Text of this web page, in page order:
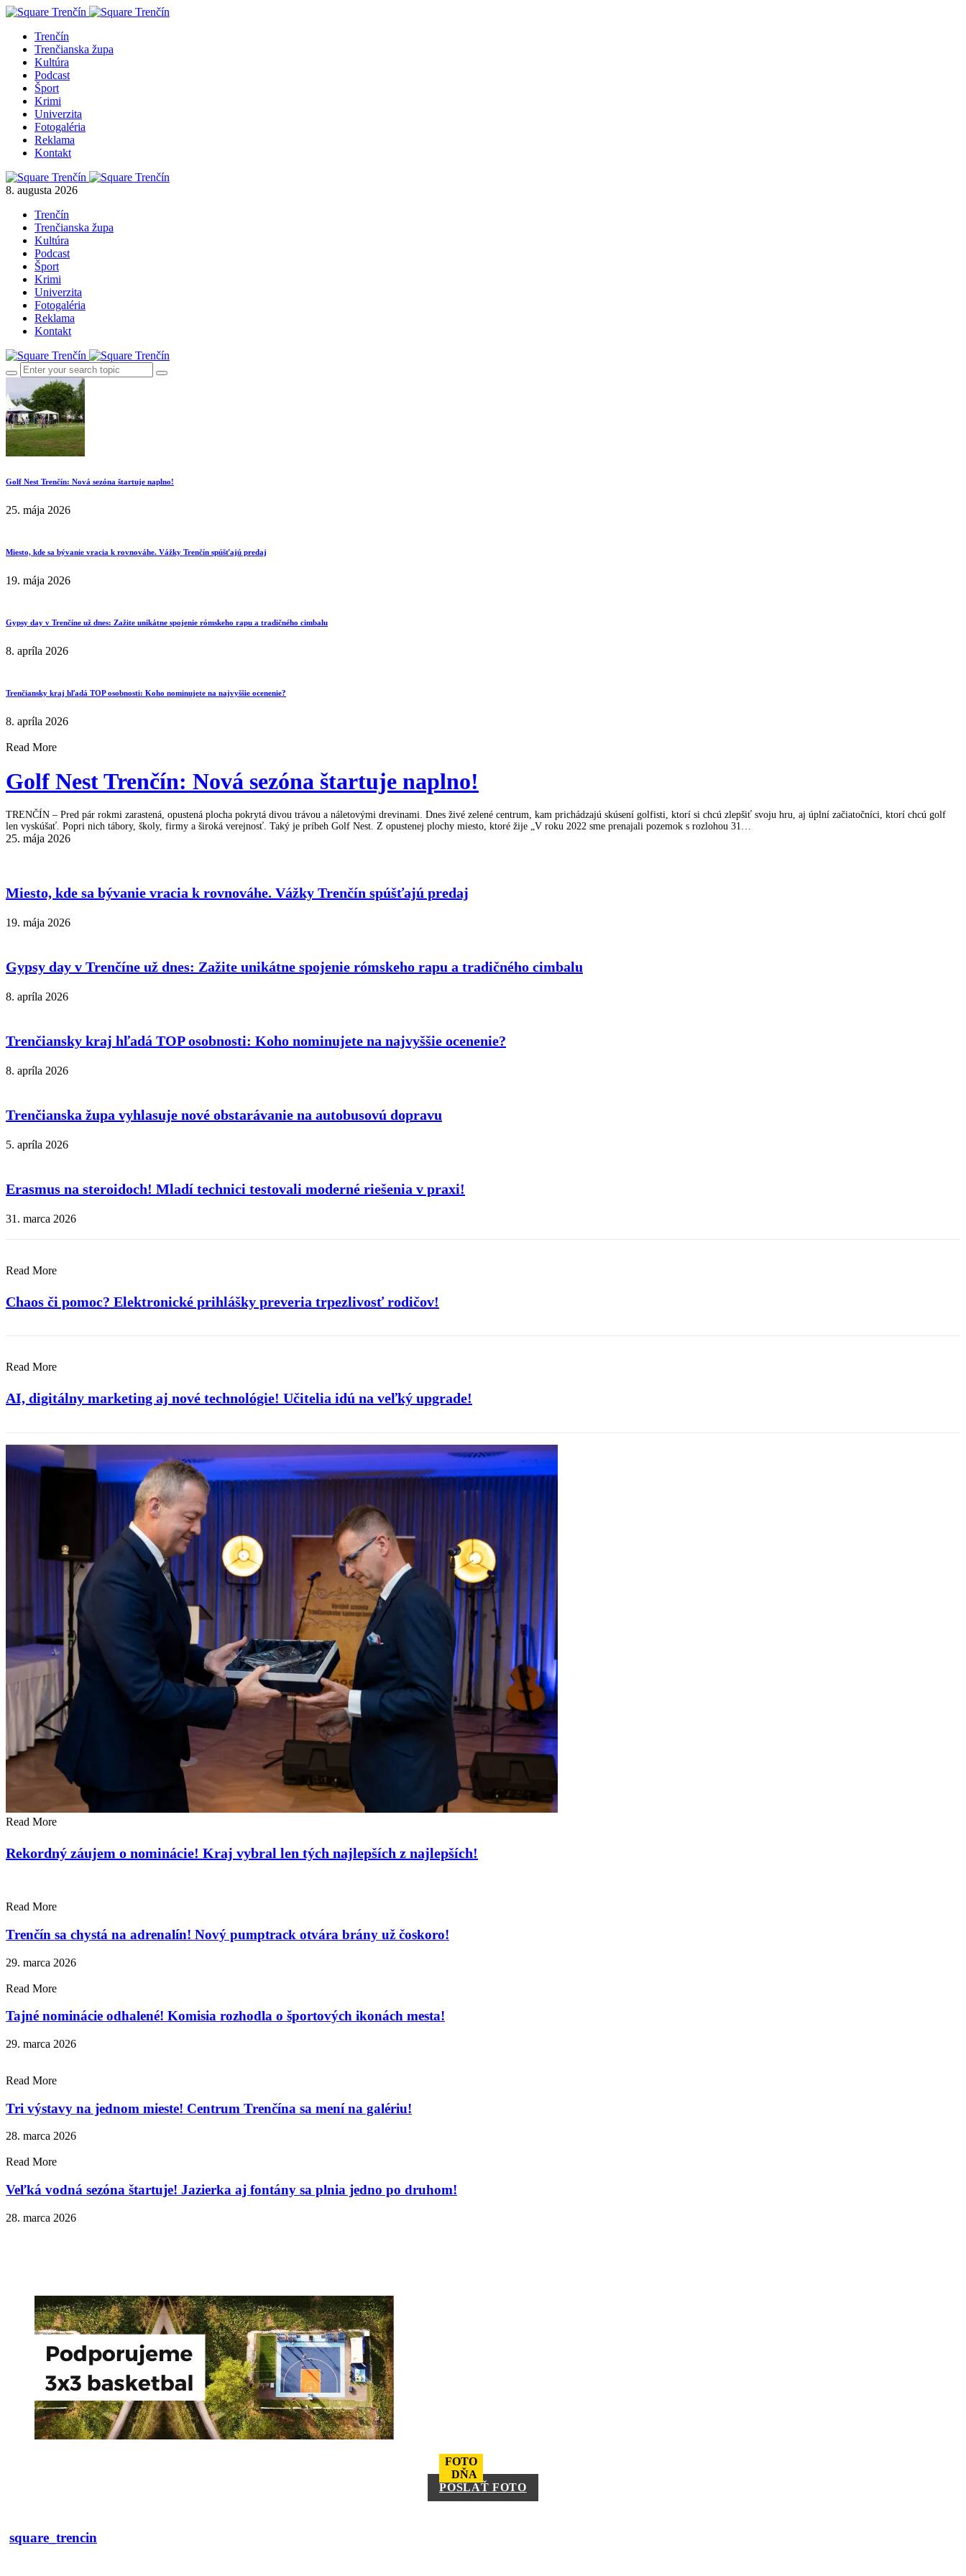
Trenčín
Trenčianska župa
Kultúra
Podcast
Šport
Krimi
Univerzita
Fotogaléria
Reklama
Kontakt
8. augusta 2026
Trenčín
Trenčianska župa
Kultúra
Podcast
Šport
Krimi
Univerzita
Fotogaléria
Reklama
Kontakt
Golf Nest Trenčín: Nová sezóna štartuje naplno!
25. mája 2026
Miesto, kde sa bývanie vracia k rovnováhe. Vážky Trenčín spúšťajú predaj
19. mája 2026
Gypsy day v Trenčíne už dnes: Zažite unikátne spojenie rómskeho rapu a tradičného cimbalu
8. apríla 2026
Trenčiansky kraj hľadá TOP osobnosti: Koho nominujete na najvyššie ocenenie?
8. apríla 2026
Read More
Golf Nest Trenčín: Nová sezóna štartuje naplno!
TRENČÍN – Pred pár rokmi zarastená, opustená plocha pokrytá divou trávou a náletovými drevinami. Dnes živé zelené centrum, kam prichádzajú skúsení golfisti, ktorí si chcú zlepšiť svoju hru, aj úplní začiatočníci, ktorí chcú golf
len vyskúšať. Popri nich tábory, školy, firmy a široká verejnosť. Taký je príbeh Golf Nest. Z opustenej plochy miesto, ktoré žije „V roku 2022 sme prenajali pozemok s rozlohou 31…
25. mája 2026
Miesto, kde sa bývanie vracia k rovnováhe. Vážky Trenčín spúšťajú predaj
19. mája 2026
Gypsy day v Trenčíne už dnes: Zažite unikátne spojenie rómskeho rapu a tradičného cimbalu
8. apríla 2026
Trenčiansky kraj hľadá TOP osobnosti: Koho nominujete na najvyššie ocenenie?
8. apríla 2026
Trenčianska župa vyhlasuje nové obstarávanie na autobusovú dopravu
5. apríla 2026
Erasmus na steroidoch! Mladí technici testovali moderné riešenia v praxi!
31. marca 2026
Read More
Chaos či pomoc? Elektronické prihlášky preveria trpezlivosť rodičov!
Read More
AI, digitálny marketing aj nové technológie! Učitelia idú na veľký upgrade!
Read More
Rekordný záujem o nominácie! Kraj vybral len tých najlepších z najlepších!
Read More
Trenčín sa chystá na adrenalín! Nový pumptrack otvára brány už čoskoro!
29. marca 2026
Read More
Tajné nominácie odhalené! Komisia rozhodla o športových ikonách mesta!
29. marca 2026
Read More
Tri výstavy na jednom mieste! Centrum Trenčína sa mení na galériu!
28. marca 2026
Read More
Veľká vodná sezóna štartuje! Jazierka aj fontány sa plnia jedno po druhom!
28. marca 2026
FOTO
DŇA
POSLAŤ FOTO
square_trencin